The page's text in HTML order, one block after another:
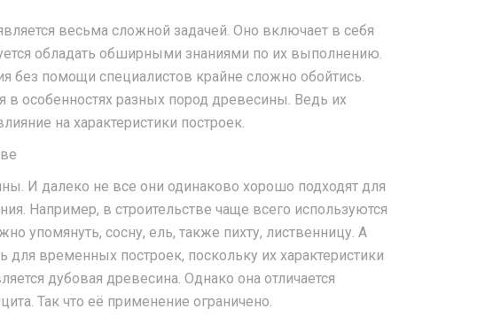
весьма сложной задачей. Оно включает в себя
обладать обширными знаниями по их выполнению.
без помощи специалистов крайне сложно обойтись.
в особенностях разных пород древесины. Ведь их
на характеристики построек.
И далеко не все они одинаково хорошо подходят для
Например, в строительстве чаще всего используются
упомянуть, сосну, ель, также пихту, лиственницу. А
временных построек, поскольку их характеристики
дубовая древесина. Однако она отличается
Так что её применение ограничено.